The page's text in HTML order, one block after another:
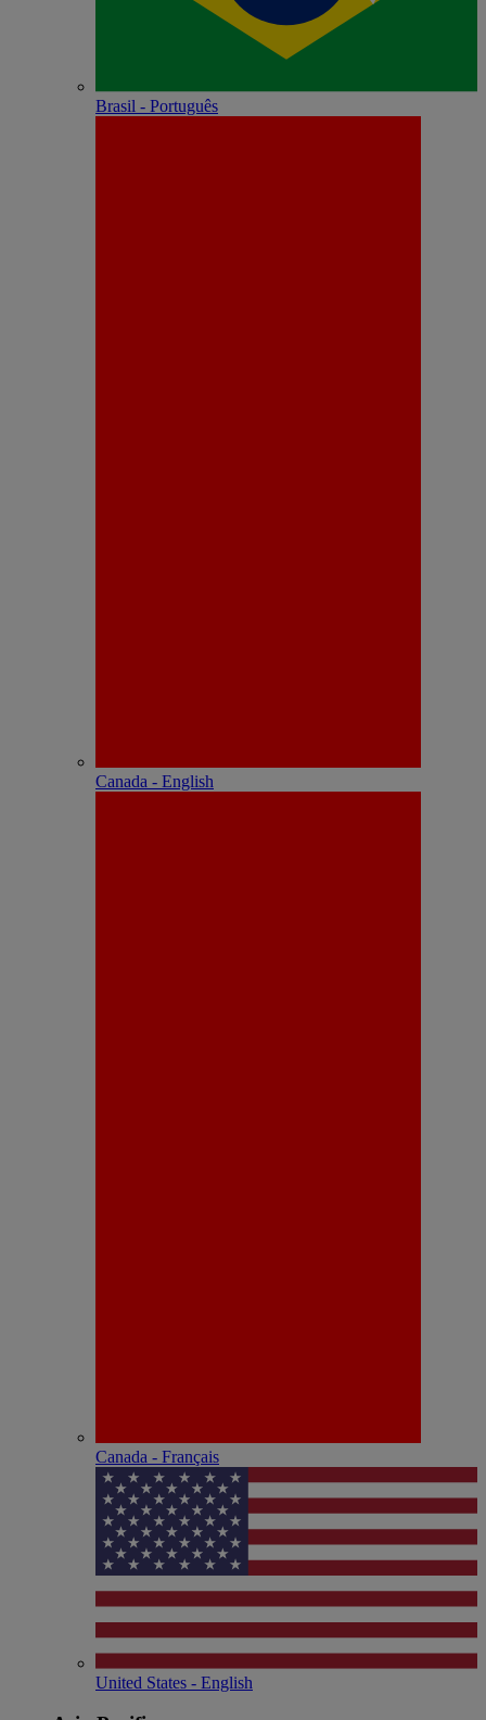
Brasil - Português
Canada - English
Canada - Français
United States - English